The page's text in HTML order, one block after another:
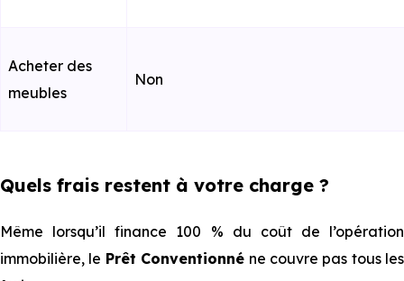
Acheter des
meubles
Non
Quels frais restent à votre charge ?
Même lorsqu’il finance 100 % du coût de l’opération
immobilière, le Prêt Conventionné ne couvre pas tous les